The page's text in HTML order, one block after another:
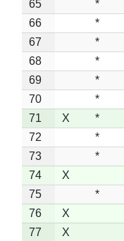
65
*
66
*
67
*
68
*
69
*
70
*
71
X *
72
*
73
*
74
X
75
*
76
X
77
X